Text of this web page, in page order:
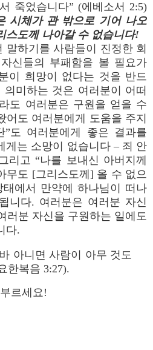
죽었습니다” (에베소서 2:5)
시체가 관 밖으로 기어 나오
스도께 나아갈 수 없습니다!
말하기를 사람들이 진정한 회
신들의 부패함을 볼 필요가
이 희망이 없다는 것을 반드
미하는 것은 여러분이 어떠
도 여러분은 구원을 얻을 수
어도 여러분에게 도움을 주지
”도 여러분에게 좋은 결과를
게는 소망이 없습니다 – 죄 안
리고 “나를 보내신 아버지께
무도 [그리스도께] 올 수 없으
에서 만약에 하나님이 떠나
니다. 여러분은 여러분 자신
러분 자신을 구원하는 일에도
다.
아니면 사람이 아무 것도
한복음 3:27).
르세요!